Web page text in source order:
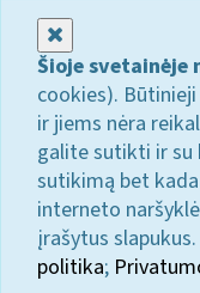
Šioje svetainėje
cookies).
ir jiems nėra
galite sutikti ir su
sutikimą bet
interneto
įrašytus
politika;